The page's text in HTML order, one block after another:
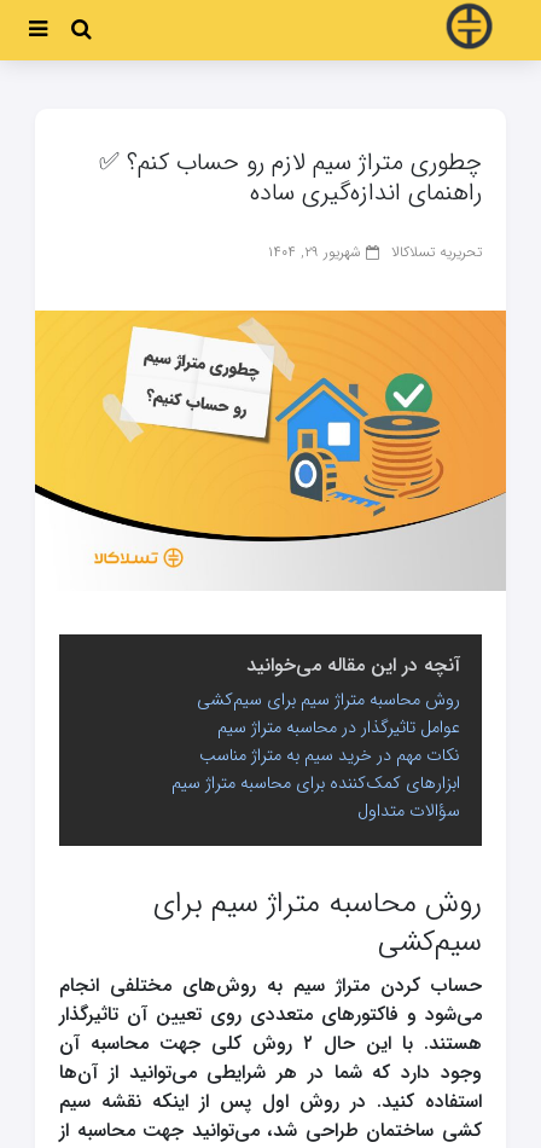
چطوری متراژ سیم لازم رو حساب کنم؟ ✅
راهنمای اندازه‌گیری ساده
تحریریه تسلاکالا شهریور ۲۹, ۱۴۰۴
آنچه در این مقاله می‌خوانید
روش محاسبه متراژ سیم برای سیم‌کشی
عوامل تاثیرگذار در محاسبه متراژ سیم
نکات مهم در خرید سیم به متراژ مناسب
ابزارهای کمک‌کننده برای محاسبه متراژ سیم
سؤالات متداول
روش محاسبه متراژ سیم برای
سیم‌کشی
حساب کردن متراژ سیم به روش‌های مختلفی انجام
می‌شود و فاکتورهای متعددی روی تعیین آن تاثیرگذار
هستند. با این حال ۲ روش کلی جهت محاسبه آن
وجود دارد که شما در هر شرایطی می‌توانید از آن‌ها
استفاده کنید. در روش اول پس از اینکه نقشه سیم
کشی ساختمان طراحی شد، می‌توانید جهت محاسبه از